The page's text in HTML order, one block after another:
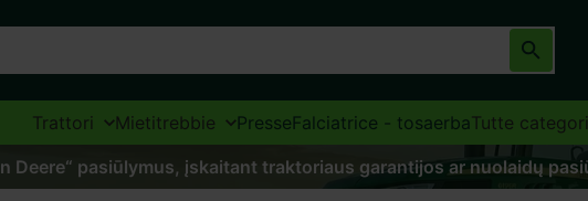
Trattori Mietitrebbie PresseFalciatrice - tosaerbaTutte
Deere“ pasiūlymus, įskaitant traktoriaus garantijos ar nuolaidų